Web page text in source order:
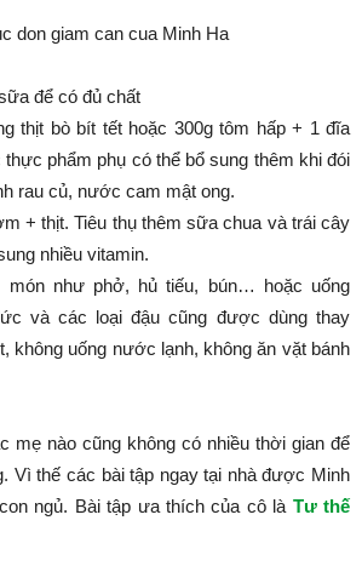
để có đủ chất
thịt bò bít tết hoặc 300g tôm hấp + 1 đĩa
thực phẩm phụ có thể bổ sung thêm khi đói
rau củ, nước cam mật ong.
+ thịt. Tiêu thụ thêm sữa chua và trái cây
nhiều vitamin.
món như phở, hủ tiếu, bún… hoặc uống
và các loại đậu cũng được dùng thay
không uống nước lạnh, không ăn vặt bánh
mẹ nào cũng không có nhiều thời gian để
Vì thế các bài tập ngay tại nhà được Minh
ngủ. Bài tập ưa thích của cô là Tư thế